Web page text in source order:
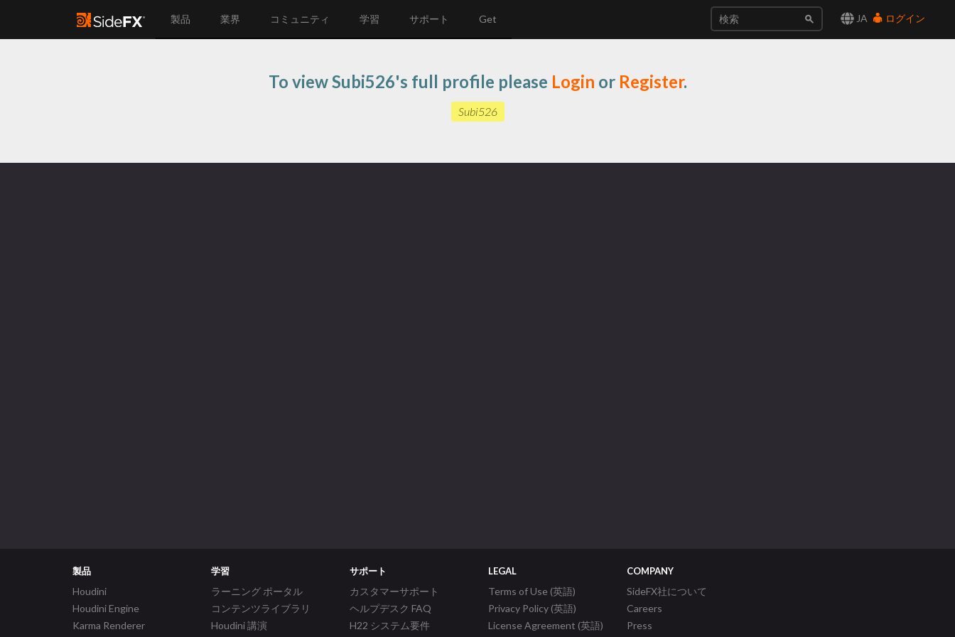
JA ログイン
製品 業界 コミュニティ 学習 サポート Get
To view Subi526's full profile please Login or Register.
Subi526
製品
Houdini
Houdini Engine
Karma Renderer
学習
ラーニング ポータル
コンテンツライブラリ
Houdini 講演
サポート
カスタマーサポート
ヘルプデスク FAQ
H22 システム要件
LEGAL
Terms of Use (英語)
Privacy Policy (英語)
License Agreement (英語)
COMPANY
SideFX社について
Careers
Press